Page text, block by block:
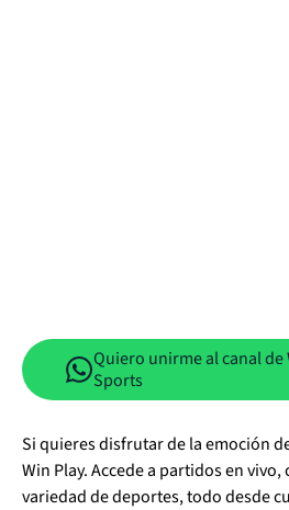
Quiero unirme al canal de
Sports
Si quieres disfrutar de la emoción
Win Play. Accede a partidos en
variedad de deportes, todo desde